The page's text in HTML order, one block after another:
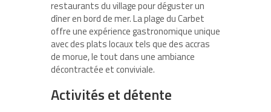
restaurants du village pour déguster un
dîner en bord de mer. La plage du Carbet
offre une expérience gastronomique unique
avec desplats locauxtels que des accras
de morue, le tout dans une ambiance
décontractée et conviviale.
Activités et détente